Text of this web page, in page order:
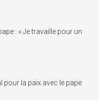
: « Je travaille pour un
pour la paix avec le pape